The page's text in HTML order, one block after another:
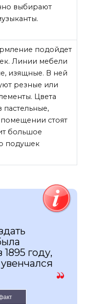
выбирают
подойдет
Линии мебели
изящные. В ней
резные или
Цвета
пастельные,
стоят
большое
подушек
году,